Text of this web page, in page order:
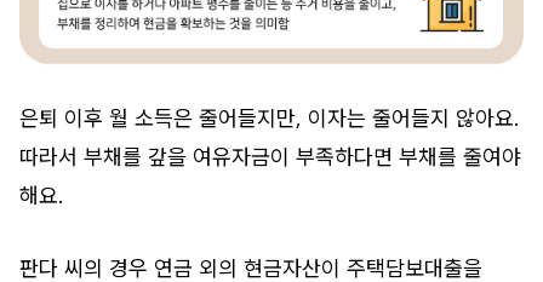
은퇴 이후 월 소득은 줄어들지만, 이자는 줄어들지 않아요.
따라서 부채를 갚을 여유자금이 부족하다면 부채를 줄여야
해요.
판다 씨의 경우 연금 외의 현금자산이 주택담보대출을